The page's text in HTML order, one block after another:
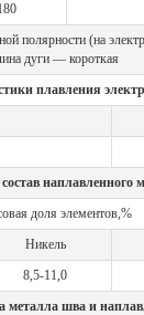
полярности (на
дуги — короткая
плавления
наплавленного
доля элементов,%
Никель
8,5-11,0
металла шва и